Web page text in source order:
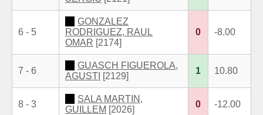
6 - 5
GONZALEZ
RODRIGUEZ, RAUL
OMAR [2174]
0 -8.00
7 - 6
GUASCH FIGUEROLA,
AGUSTI [2129]
1 10.80
8 - 3
SALA MARTIN,
GUILLEM [2026]
0 -12.00